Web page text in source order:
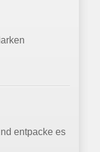
entpacke es